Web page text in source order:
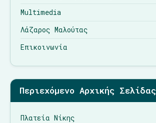
Multimedia
Λάζαρος Μαλούτας
Επικοινωνία
Περιεχόμενο Αρχικής Σελίδας
Πλατεία Νίκης